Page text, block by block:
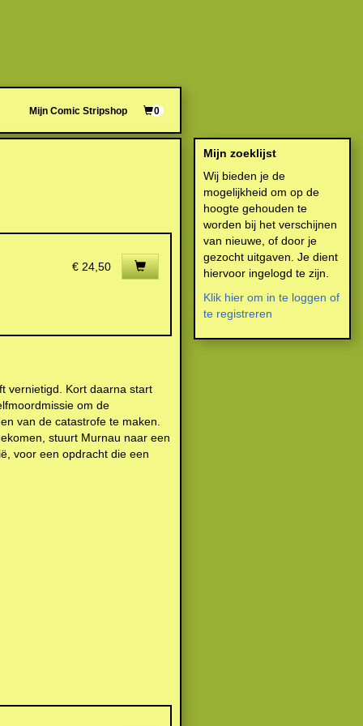
Mijn Comic Stripshop 0
€ 24,50
vernietigd. Kort daarna start
om de
van de catastrofe te maken.
stuurt Murnau naar een
voor een opdracht die een
Mijn zoeklijst
Wij bieden je de
mogelijkheid om op de
hoogte gehouden te
worden bij het verschijnen
van nieuwe, of door je
gezocht uitgaven. Je dient
hiervoor ingelogd te zijn.
Klik hier om in te loggen of
te registreren